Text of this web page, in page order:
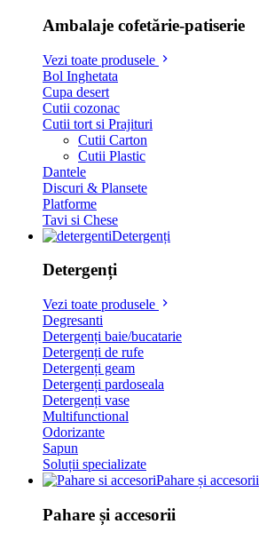
Ambalaje cofetărie-patiserie
Vezi toate produsele
Bol Inghetata
Cupa desert
Cutii cozonac
Cutii tort si Prajituri
Cutii Carton
Cutii Plastic
Dantele
Discuri & Plansete
Platforme
Tavi si Chese
Detergenți
Detergenți
Vezi toate produsele
Degresanti
Detergenți baie/bucatarie
Detergenți de rufe
Detergenți geam
Detergenți pardoseala
Detergenți vase
Multifunctional
Odorizante
Sapun
Soluții specializate
Pahare și accesorii
Pahare și accesorii